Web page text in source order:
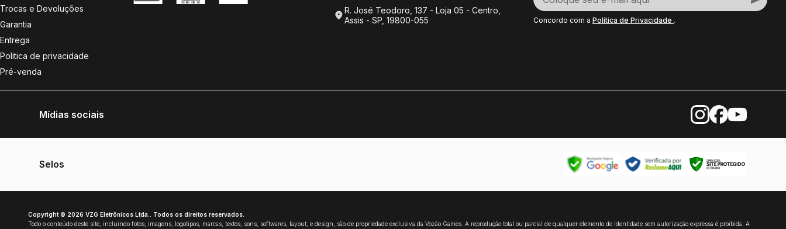
Trocas e Devoluções
Garantia
Entrega
Politica de privacidade
Pré-venda
R. José Teodoro, 137 - Loja 05 - Centro,
Assis - SP, 19800-055
Concordo com a Política de Privacidade .
Mídias sociais
Selos
Copyright © 2026 VZG Eletrônicos Ltda.. Todos os direitos reservados.
Todo o conteúdo deste site, incluindo fotos, imagens, logotipos, marcas, textos, sons, softwares, layout, e design, são de propriedade exclusiva da Vozão Games. A reprodução total ou parcial de qualquer elemento de identidade sem autorização expressa é proibida. A